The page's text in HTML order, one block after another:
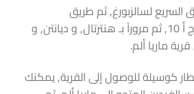
السريع لسالزبورغ, ثم طريق
بيشوفسوفن, حتى مخرج أ 10, ثم مروراً بـ هنترتال, و ديانتن, و
ماريا ألم.
كوسيلة للوصول إلى القرية, يمكنك